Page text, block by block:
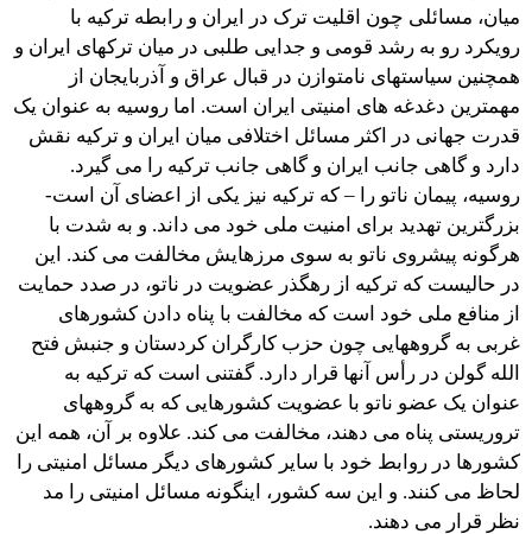
میان، مسائلی چون اقلیت ترک در ایران و رابطه ترکیه با
رویکرد رو به رشد قومی و جدایی طلبی در میان ترکهای ایران و
همچنین سیاستهای نامتوازن در قبال عراق و آذربایجان از
مهمترین دغدغه های امنیتی ایران است. اما روسیه به عنوان یک
قدرت جهانی در اکثر مسائل اختلافی میان ایران و ترکیه نقش
دارد و گاهی جانب ایران و گاهی جانب ترکیه را می گیرد.
روسیه، پیمان ناتو را – که ترکیه نیز یکی از اعضای آن است-
بزرگترین تهدید برای امنیت ملی خود می داند. و به شدت با
هرگونه پیشروی ناتو به سوی مرزهایش مخالفت می کند. این
در حالیست که ترکیه از رهگذر عضویت در ناتو، در صدد حمایت
از منافع ملی خود است که مخالفت با پناه دادن کشورهای
غربی به گروههایی چون حزب کارگران کردستان و جنبش فتح
الله گولن در رأس آنها قرار دارد. گفتنی است که ترکیه به
عنوان یک عضو ناتو با عضویت کشورهایی که به گروههای
تروریستی پناه می دهند، مخالفت می کند. علاوه بر آن، همه این
کشورها در روابط خود با سایر کشورهای دیگر مسائل امنیتی را
لحاظ می کنند. و این سه کشور، اینگونه مسائل امنیتی را مد
نظر قرار می دهند.